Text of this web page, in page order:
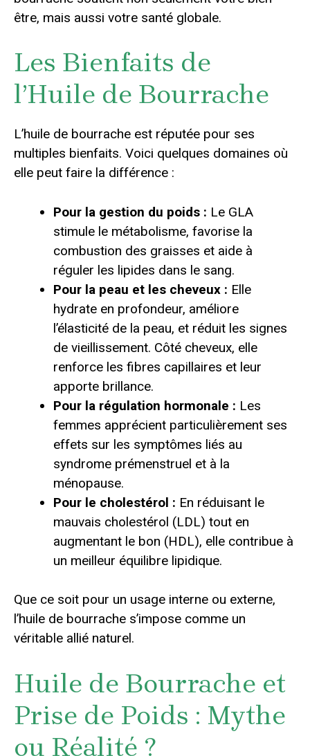
être, mais aussi votre santé globale.
Les Bienfaits de
l’Huile de Bourrache
L’huile de bourrache est réputée pour ses
multiples bienfaits. Voici quelques domaines où
elle peut faire la différence :
Pour la gestion du poids : Le GLA
stimule le métabolisme, favorise la
combustion des graisses et aide à
réguler les lipides dans le sang.
Pour la peau et les cheveux : Elle
hydrate en profondeur, améliore
l’élasticité de la peau, et réduit les signes
de vieillissement. Côté cheveux, elle
renforce les fibres capillaires et leur
apporte brillance.
Pour la régulation hormonale : Les
femmes apprécient particulièrement ses
effets sur les symptômes liés au
syndrome prémenstruel et à la
ménopause.
Pour le cholestérol : En réduisant le
mauvais cholestérol (LDL) tout en
augmentant le bon (HDL), elle contribue à
un meilleur équilibre lipidique.
Que ce soit pour un usage interne ou externe,
l’huile de bourrache s’impose comme un
véritable allié naturel.
Huile de Bourrache et
Prise de Poids : Mythe
ou Réalité ?